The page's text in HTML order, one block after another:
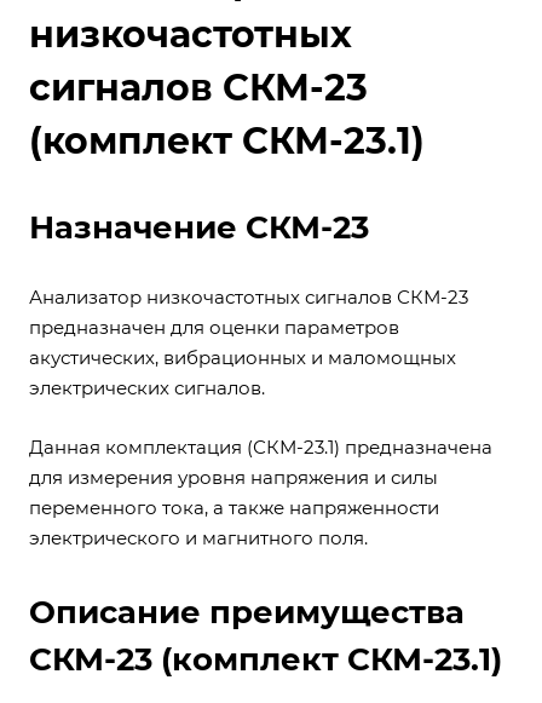
низкочастотных
сигналов СКМ-23
(комплект СКМ-23.1)
Назначение СКМ-23
Анализатор низкочастотных сигналов СКМ-23
предназначен для оценки параметров
акустических, вибрационных и маломощных
электрических сигналов.
Данная комплектация (СКМ-23.1) предназначена
для измерения уровня напряжения и силы
переменного тока, а также напряженности
электрического и магнитного поля.
Описание преимущества
СКМ-23 (комплект СКМ-23.1)